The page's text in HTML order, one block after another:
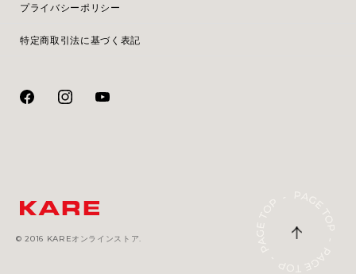
プライバシーポリシー
特定商取引法に基づく表記
© 2016 KAREオンラインストア.